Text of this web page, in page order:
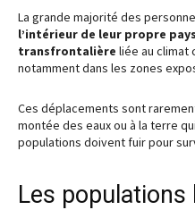
La grande majorité des
l’intérieur de leur propre pays
transfrontalière liée au climat
notamment dans les zones
Ces déplacements sont
montée des eaux ou à la terre
populations doivent fuir pour
Les populations